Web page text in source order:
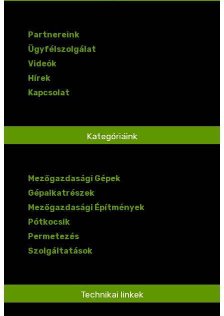
Partnereink
Ügyfélszolgálat
Videók
Hírek
Kapcsolat
Kategóriáink
Mezőgazdasági Gépek
Gépalkatrészek
Mezőgazdasági Építmények
Pótkocsik
Permetezés
Szolgáltatások
Technikai linkek